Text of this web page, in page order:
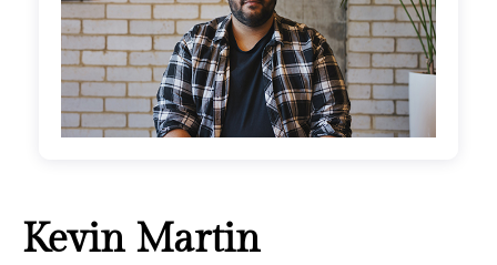
Kevin Martin